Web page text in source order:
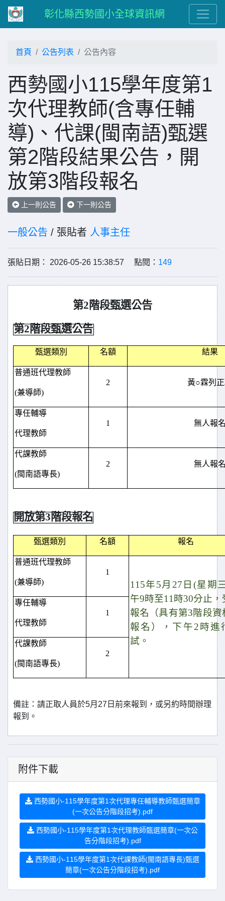
彰化縣西勢國小全球資訊網
首頁 公告列表 公告內容
西勢國小115學年度第1
次代理教師(含專任輔
導)、代課(閩南語)甄選
第2階段結果公告，開
放第3階段報名
上一則公告 下一則公告
一般公告 / 張貼者 人事主任
張貼日期： 2026-05-26 15:38:57 點閱： 149
第2階段甄選公告
第2階段甄選公告
甄選類別 名額 結果
普通班代理教師
(兼導師)
2 黃○霖列
專任輔導
代理教師
1 無人報
代課教師
(閩南語專長)
2 無人報
開放第3階段報名
甄選類別 名額 報名
普通班代理教師
(兼導師)
1
115年5月27日(星期
午9時至11時30分止，
報名（具有第3階段資
報名），下午2時進
試。
專任輔導
代理教師
1
代課教師
(閩南語專長)
2
備註：請正取人員於5月27日前來報到，或另約時間辦理
報到。
附件下載
西勢國小-115學年度第1次代理專任輔導教師甄選簡章
(一次公告分階段招考).pdf
西勢國小-115學年度第1次代理教師甄選簡章(一次公
告分階段招考).pdf
西勢國小-115學年度第1次代課教師(閩南語專長)甄選
簡章(一次公告分階段招考).pdf